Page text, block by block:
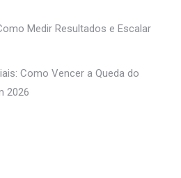
Medir Resultados e Escalar
Como Vencer a Queda do
2026